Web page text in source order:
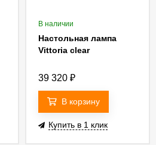
В наличии
Настольная лампа
Vittoria clear
39 320 ₽
В корзину
Купить в 1 клик